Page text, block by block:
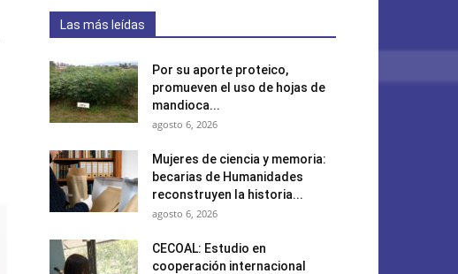
Las más leídas
Por su aporte proteico,
promueven el uso de hojas de
mandioca...
agosto 6, 2026
Mujeres de ciencia y memoria:
becarias de Humanidades
reconstruyen la historia...
agosto 6, 2026
CECOAL: Estudio en
cooperación internacional